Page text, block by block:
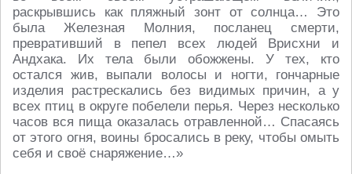
раскрывшись как пляжный зонт от солнца… Это
была Железная Молния, посланец смерти,
превративший в пепел всех людей Врисхни и
Андхака. Их тела были обожжены. У тех, кто
остался жив, выпали волосы и ногти, гончарные
изделия растрескались без видимых причин, а у
всех птиц в округе побелели перья. Через несколько
часов вся пища оказалась отравленной… Спасаясь
от этого огня, воины бросались в реку, чтобы омыть
себя и своё снаряжение…»